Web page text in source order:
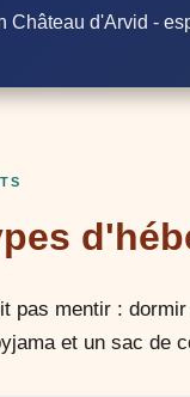
Château d'Arvid -
pas mentir :
et un sac de